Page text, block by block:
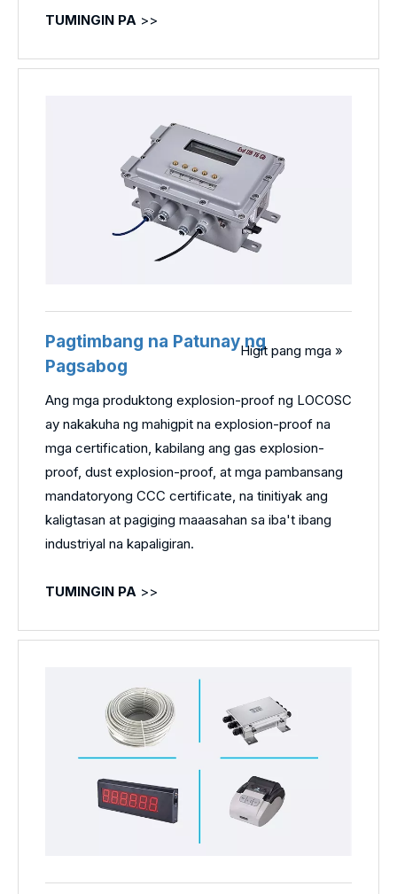
TUMINGIN PA >>
Pagtimbang na Patunay ng
Pagsabog
Higit pang mga »
Ang mga produktong explosion-proof ng LOCOSC
ay nakakuha ng mahigpit na explosion-proof na
mga certification, kabilang ang gas explosion-
proof, dust explosion-proof, at mga pambansang
mandatoryong CCC certificate, na tinitiyak ang
kaligtasan at pagiging maaasahan sa iba't ibang
industriyal na kapaligiran.
TUMINGIN PA >>